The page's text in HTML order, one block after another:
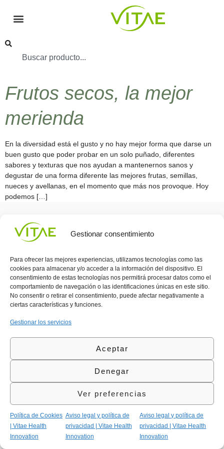
Gestionar consentimiento
Para ofrecer las mejores experiencias, utilizamos tecnologías como las
cookies para almacenar y/o acceder a la información del dispositivo. El
consentimiento de estas tecnologías nos permitirá procesar datos como el
comportamiento de navegación o las identificaciones únicas en este sitio.
No consentir o retirar el consentimiento, puede afectar negativamente a
ciertas características y funciones.
Gestionar los servicios
Aceptar
Denegar
Ver preferencias
Política de Cookies
| Vitae Health
Innovation
Aviso legal y política de
privacidad | Vitae Health
Innovation
Aviso legal y política de
privacidad | Vitae Health
Innovation
Frutos secos, la mejor
merienda
En la diversidad está el gusto y no hay mejor forma que darse un
buen gusto que poder probar en un solo puñado, diferentes
sabores y texturas que nos ayudan a mantenernos sanos y
degustar de una forma diferente las mejores frutas, semillas,
nueces y avellanas, en el momento que más nos provoque. Hoy
podemos […]
Vitae
internaciona
Contacto
Área
profesional
de
Cookies
Política
de
935
contacta@vitae.es
reservados.